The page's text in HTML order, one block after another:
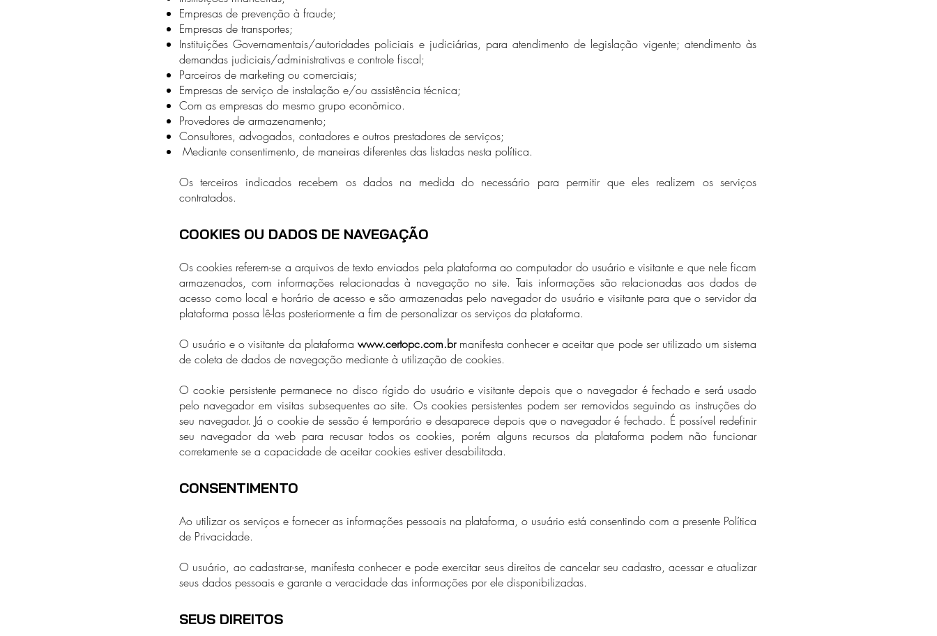
Empresas de prevenção à fraude;
Empresas de transportes;
Instituições Governamentais/autoridades policiais e judiciárias, para atendimento de legislação vigente; atendimento às
demandas judiciais/administrativas e controle fiscal;
Parceiros de marketing ou comerciais;
Empresas de serviço de instalação e/ou assistência técnica;
Com as empresas do mesmo grupo econômico.
Provedores de armazenamento;
Consultores, advogados, contadores e outros prestadores de serviços;
Mediante consentimento, de maneiras diferentes das listadas nesta política.
Os terceiros indicados recebem os dados na medida do necessário para permitir que eles realizem os serviços
contratados.
COOKIES OU DADOS DE NAVEGAÇÃO
Os cookies referem-se a arquivos de texto enviados pela plataforma ao computador do usuário e visitante e que nele ficam
armazenados, com informações relacionadas à navegação no site. Tais informações são relacionadas aos dados de
acesso como local e horário de acesso e são armazenadas pelo navegador do usuário e visitante para que o servidor da
plataforma possa lê-las posteriormente a fim de personalizar os serviços da plataforma.
O usuário e o visitante da plataforma www.certopc.com.brmanifesta conhecer e aceitar que pode ser utilizado um sistema
de coleta de dados de navegação mediante à utilização de cookies.
O cookie persistente permanece no disco rígido do usuário e visitante depois que o navegador é fechado e será usado
pelo navegador em visitas subsequentes ao site. Os cookies persistentes podem ser removidos seguindo as instruções do
seu navegador. Já o cookie de sessão é temporário e desaparece depois que o navegador é fechado. É possível redefinir
seu navegador da web para recusar todos os cookies, porém alguns recursos da plataforma podem não funcionar
corretamente se a capacidade de aceitar cookies estiver desabilitada.
CONSENTIMENTO
Ao utilizar os serviços e fornecer as informações pessoais na plataforma, o usuário está consentindo com a presente Política
de Privacidade.
O usuário, ao cadastrar-se, manifesta conhecer e pode exercitar seus direitos de cancelar seu cadastro, acessar e atualizar
seus dados pessoais e garante a veracidade das informações por ele disponibilizadas.
SEUS DIREITOS